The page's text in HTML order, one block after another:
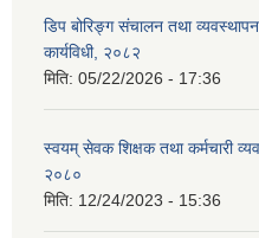
डिप बोरिङ्ग संचालन तथा व्यवस्थापन
कार्यविधी, २०८२
मिति: 05/22/2026 - 17:36
स्वयम् सेवक शिक्षक तथा कर्मचारी
२०८०
मिति: 12/24/2023 - 15:36